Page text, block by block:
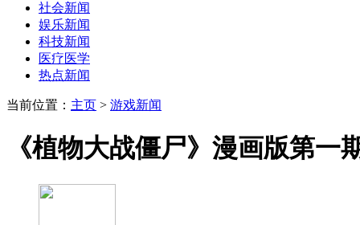
社会新闻
娱乐新闻
科技新闻
医疗医学
热点新闻
当前位置： 主页 > 游戏新闻
《植物大战僵尸》漫画版第一